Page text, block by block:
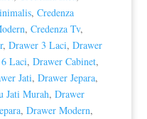
, Credenza
, Credenza Tv,
, Drawer 3 Laci, Drawer
Laci, Drawer Cabinet,
Jati, Drawer Jepara,
Jati Murah, Drawer
, Drawer Modern,